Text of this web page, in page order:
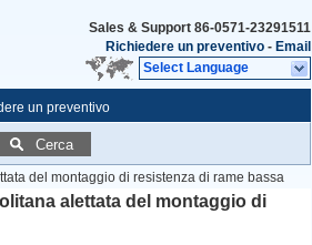
Sales & Support 86-0571-23291511
Richiedere un preventivo - Email
Select Language
un preventivo
Cerca
del montaggio di resistenza di rame bassa
alettata del montaggio di